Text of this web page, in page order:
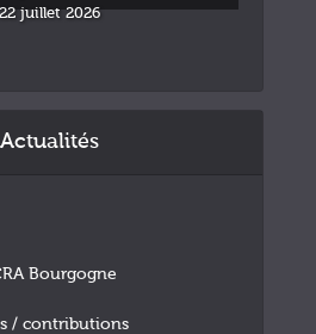
juillet 2026
Actualités
Bourgogne
/ contributions